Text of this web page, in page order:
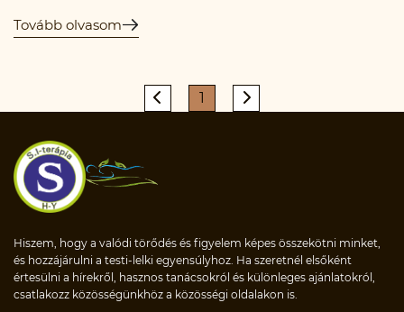
Tovább olvasom
1
Hiszem, hogy a valódi törődés és figyelem képes összekötni minket,
és hozzájárulni a testi-lelki egyensúlyhoz. Ha szeretnél elsőként
értesülni a hírekről, hasznos tanácsokról és különleges ajánlatokról,
csatlakozz közösségünkhöz a közösségi oldalakon is.